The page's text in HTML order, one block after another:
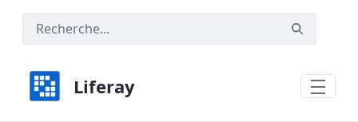
Liferay